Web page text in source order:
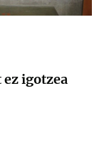
igotzea